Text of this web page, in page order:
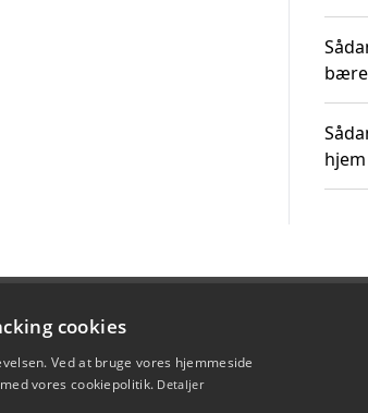
cookies
Ved at bruge vores hjemmeside
vores cookiepolitik. Detaljer